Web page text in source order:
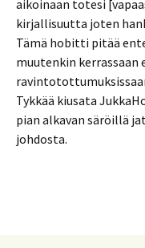
aikoinaan totesi
kirjallisuutta joten
Tämä hobitti pitää
muutenkin
Tykkää kiusata
pian alkavan säröillä
johdosta.